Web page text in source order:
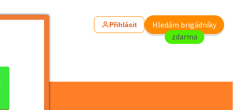
Přihlásit
Hledám brigádníky
zdarma